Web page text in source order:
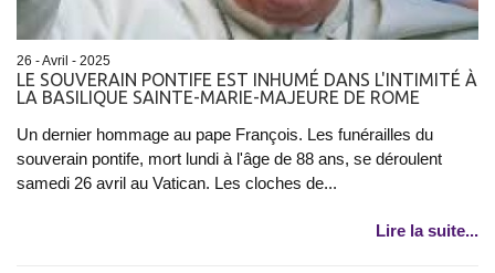
26 - Avril - 2025
LE SOUVERAIN PONTIFE EST INHUMÉ DANS L'INTIMITÉ À
LA BASILIQUE SAINTE-MARIE-MAJEURE DE ROME
Un dernier hommage au pape François. Les funérailles du
souverain pontife, mort lundi à l'âge de 88 ans, se déroulent
samedi 26 avril au Vatican. Les cloches de...
Lire la suite...